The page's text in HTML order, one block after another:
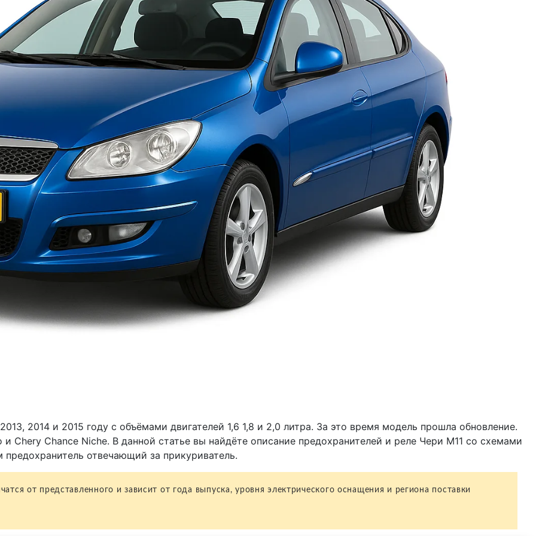
2014 и 2015 году с объёмами двигателей 1,6 1,8 и 2,0 литра. За это время модель прошла обновление.
Chery Chance Niche. В данной статье вы найдёте описание предохранителей и реле Чери М11 со схемами
отвечающий за прикуриватель.
от представленного и зависит от года выпуска, уровня электрического оснащения и региона поставки